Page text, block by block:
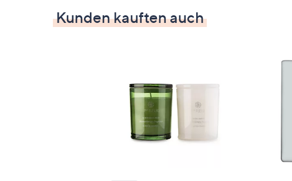
Material
Schonwäsche 60°
trocknergeeignet
Kunden kauften auch